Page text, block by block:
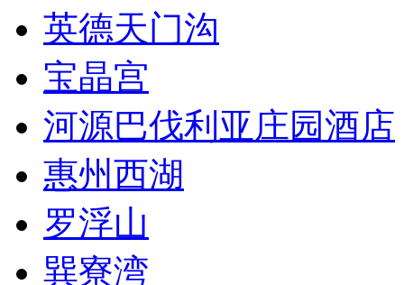
英德天门沟
宝晶宫
河源巴伐利亚庄园酒店
惠州西湖
罗浮山
巽寮湾